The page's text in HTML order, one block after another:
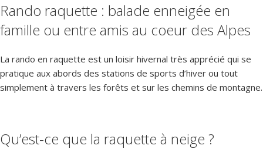
Rando raquette : balade enneigée en
famille ou entre amis au coeur des Alpes
La rando en raquette est un loisir hivernal très apprécié qui se
pratique aux abords des stations de sports d’hiver ou tout
simplement à travers les forêts et sur les chemins de montagne.
Qu’est-ce que la raquette à neige ?